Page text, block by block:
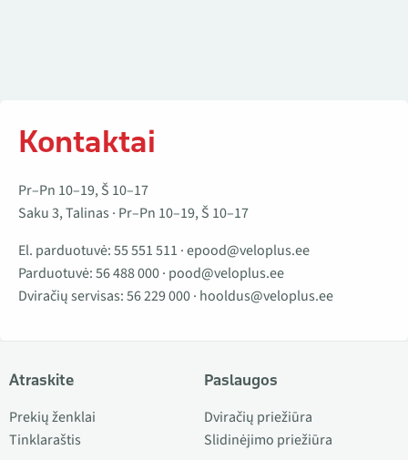
Kontaktai
Pr–Pn 10–19, Š 10–17
Saku 3, Talinas · Pr–Pn 10–19, Š 10–17
El. parduotuvė:55 551 511 ·epood@veloplus.ee
Parduotuvė:56 488 000· pood@veloplus.ee
Dviračių servisas:56 229 000· hooldus@veloplus.ee
Atraskite
Prekių ženklai
Tinklaraštis
Paslaugos
Dviračių priežiūra
Slidinėjimo priežiūra